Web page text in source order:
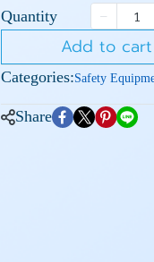
Quantity
Add to cart
Categories:Safety
Share